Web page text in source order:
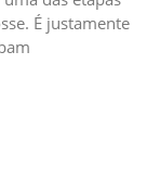
É justamente